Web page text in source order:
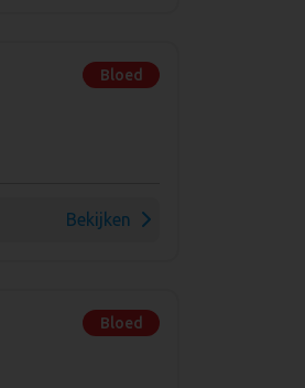
Bloed
Bekijken
Bloed